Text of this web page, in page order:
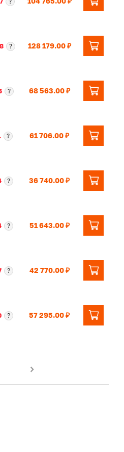
? 128 179.00 ₽
? 68 563.00 ₽
? 61 706.00 ₽
? 36 740.00 ₽
? 51 643.00 ₽
? 42 770.00 ₽
? 57 295.00 ₽